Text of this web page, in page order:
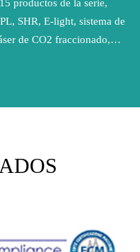
productos de la serie,
SHR, E-light, sistema de
de CO2 fraccionado,
una gestión de
y hemos obtenido la